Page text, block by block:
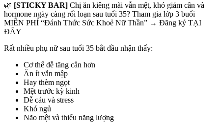
🌿 [STICKY BAR] Chị ăn kiêng mãi vẫn mệt, khó giảm cân và
hormone ngày càng rối loạn sau tuổi 35? Tham gia lớp 3 buổi
MIỄN PHÍ “Đánh Thức Sức Khoẻ Nữ Thần” → Đăng ký TẠI
ĐÂY
Rất nhiều phụ nữ sau tuổi 35 bắt đầu nhận thấy:
Cơ thể dễ tăng cân hơn
Ăn ít vẫn mập
Hay thèm ngọt
Mệt trước kỳ kinh
Dễ cáu và stress
Khó ngủ
Não mệt và thiếu năng lượng